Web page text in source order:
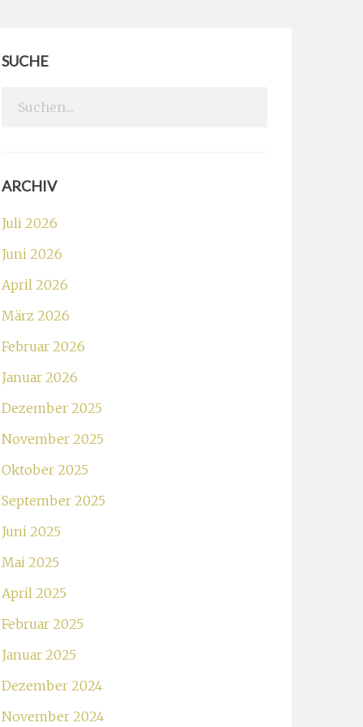
SUCHE
Search
ARCHIV
Juli 2026
Juni 2026
April 2026
März 2026
Februar 2026
Januar 2026
Dezember 2025
November 2025
Oktober 2025
September 2025
Juni 2025
Mai 2025
April 2025
Februar 2025
Januar 2025
Dezember 2024
November 2024